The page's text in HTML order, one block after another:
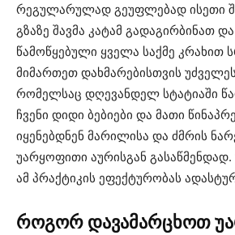
რეგულარულად გეუფლებად ისეთი
გზაზე შავმა კატამ გადაგირბინათ
წამოწყებული ყველა საქმე კრახით
მიმართეთ დახმარებისთვის
რომელსაც დღევანდელ სტატიაში
ჩვენი დიდი ბებიები და მათი
იყენებდნენ მარილისა და ძმრის
უარყოფითი აურისგან გასაწმენდად.
ამ პრაქტიკის ეფექტურობას
როგორ დავამარცხოთ